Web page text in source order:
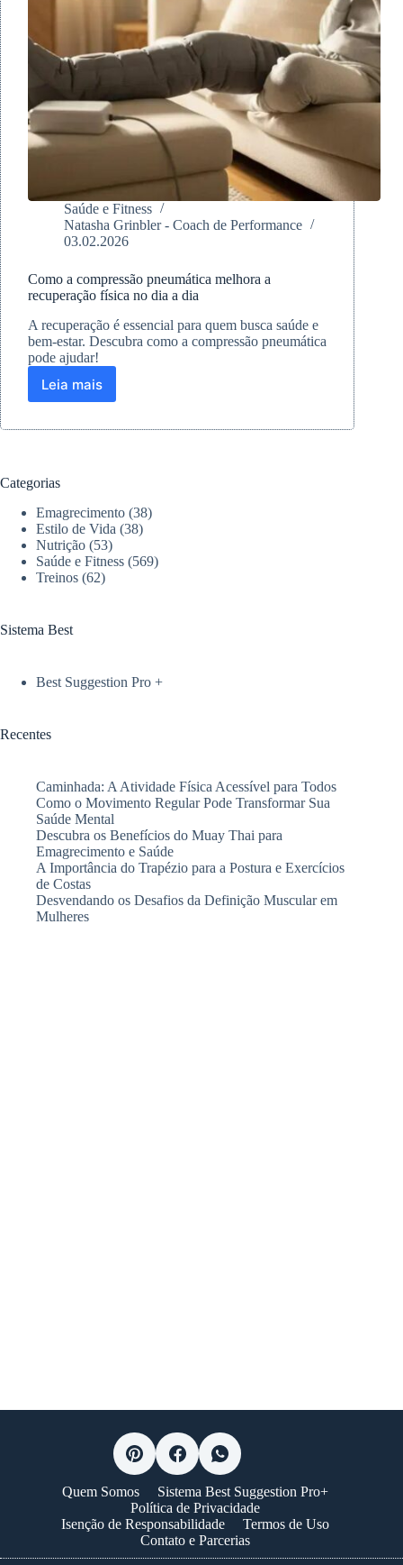
Saúde e Fitness
Natasha Grinbler - Coach de Performance
03.02.2026
Como a compressão pneumática melhora a
recuperação física no dia a dia
A recuperação é essencial para quem busca saúde e
bem-estar. Descubra como a compressão pneumática
pode ajudar!
Leia mais
Como
compressão
física
no
dia
a
dia
Categorias
Emagrecimento (38)
Estilo de Vida (38)
Nutrição (53)
Saúde e Fitness (569)
Treinos (62)
Sistema Best
Best Suggestion Pro +
Recentes
Caminhada: A Atividade Física Acessível para Todos
Como o Movimento Regular Pode Transformar Sua
Saúde Mental
Descubra os Benefícios do Muay Thai para
Emagrecimento e Saúde
A Importância do Trapézio para a Postura e Exercícios
de Costas
Desvendando os Desafios da Definição Muscular em
Mulheres
Quem Somos
Sistema Best Suggestion Pro+
Política de Privacidade
Isenção de Responsabilidade
Termos de Uso
Contato e Parcerias